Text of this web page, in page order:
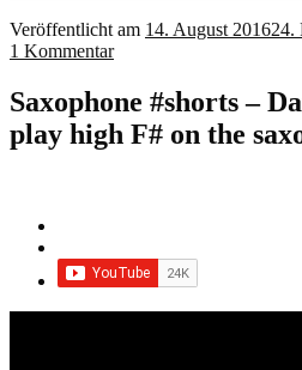
Veröffentlicht am 14. August 201624.
1 Kommentar
Saxophone #shorts –
play high F# on the